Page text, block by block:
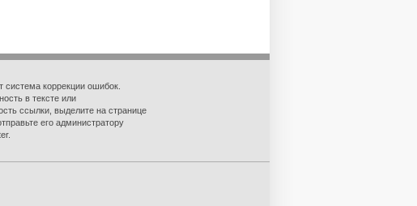
система коррекции ошибок.
в тексте или
ссылки, выделите на странице
его администратору